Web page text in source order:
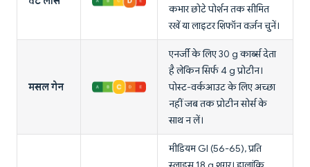
कभार छोटे पोर्शन तक सीमित
रखें या लाइटर शिफॉन वर्ज़न चुनें।
मसल गेन
एनर्जी के लिए 30 g कार्ब्स देता
है लेकिन सिर्फ 4 g प्रोटीन।
पोस्ट-वर्कआउट के लिए अच्छा
नहीं जब तक प्रोटीन सोर्स के
साथ न लें।
मीडियम GI (56-65), प्रति